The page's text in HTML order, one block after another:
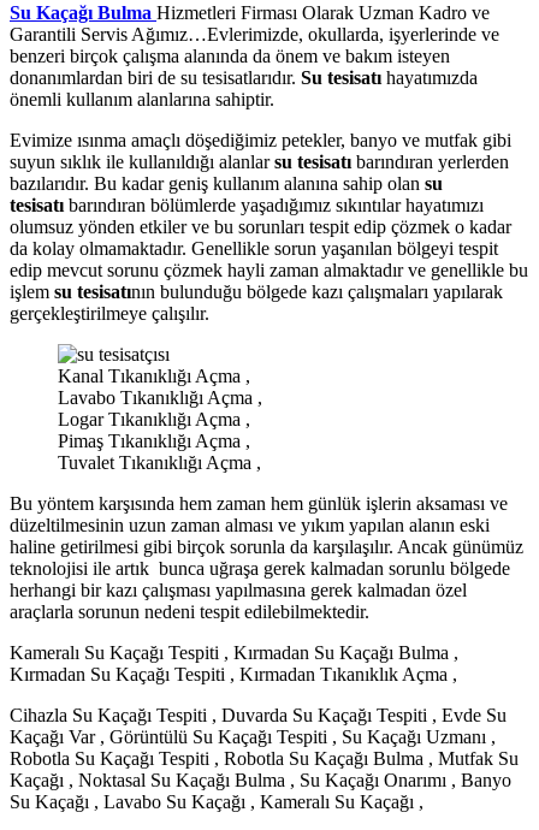
Su Kaçağı Bulma Hizmetleri Firması Olarak Uzman Kadro ve
Garantili Servis Ağımız…Evlerimizde, okullarda, işyerlerinde ve
benzeri birçok çalışma alanında da önem ve bakım isteyen
donanımlardan biri de su tesisatlarıdır. Su tesisatı hayatımızda
önemli kullanım alanlarına sahiptir.
Evimize ısınma amaçlı döşediğimiz petekler, banyo ve mutfak gibi
suyun sıklık ile kullanıldığı alanlarsu tesisatı barındıran yerlerden
bazılarıdır. Bu kadar geniş kullanım alanına sahip olan su
tesisatı barındıran bölümlerde yaşadığımız sıkıntılar hayatımızı
olumsuz yönden etkiler ve bu sorunları tespit edip çözmek o kadar
da kolay olmamaktadır. Genellikle sorun yaşanılan bölgeyi tespit
edip mevcut sorunu çözmek hayli zaman almaktadır ve genellikle bu
işlem su tesisatının bulunduğu bölgede kazı çalışmaları yapılarak
gerçekleştirilmeye çalışılır.
Kanal Tıkanıklığı Açma ,
Lavabo Tıkanıklığı Açma ,
Logar Tıkanıklığı Açma ,
Pimaş Tıkanıklığı Açma ,
Tuvalet Tıkanıklığı Açma ,
Bu yöntem karşısında hem zaman hem günlük işlerin aksaması ve
düzeltilmesinin uzun zaman alması ve yıkım yapılan alanın eski
haline getirilmesi gibi birçok sorunla da karşılaşılır. Ancak günümüz
teknolojisi ile artık bunca uğraşa gerek kalmadan sorunlu bölgede
herhangi bir kazı çalışması yapılmasına gerek kalmadan özel
araçlarla sorunun nedeni tespit edilebilmektedir.
Kameralı Su Kaçağı Tespiti , Kırmadan Su Kaçağı Bulma ,
Kırmadan Su Kaçağı Tespiti , Kırmadan Tıkanıklık Açma ,
Cihazla Su Kaçağı Tespiti , Duvarda Su Kaçağı Tespiti , Evde Su
Kaçağı Var , Görüntülü Su Kaçağı Tespiti , Su Kaçağı Uzmanı ,
Robotla Su Kaçağı Tespiti , Robotla Su Kaçağı Bulma , Mutfak Su
Kaçağı , Noktasal Su Kaçağı Bulma , Su Kaçağı Onarımı , Banyo
Su Kaçağı , Lavabo Su Kaçağı , Kameralı Su Kaçağı ,